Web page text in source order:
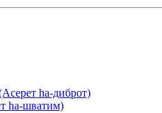
hа-диброт)
hа-шватим)